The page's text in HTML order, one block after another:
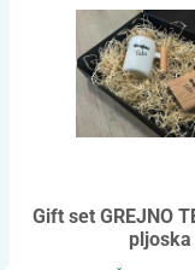
Gift set GREJNO
pljoska